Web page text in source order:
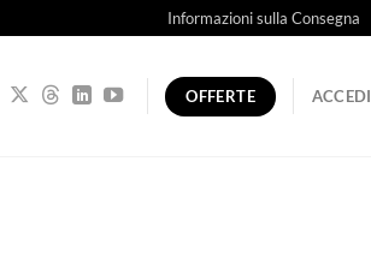
Informazioni sulla Consegna
OFFERTE ACCEDI